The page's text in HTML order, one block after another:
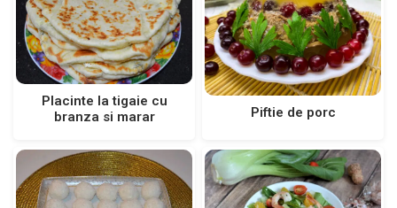
Placinte la tigaie cu
branza si marar
Piftie de porc